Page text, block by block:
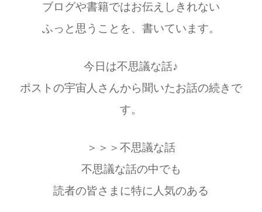
ブログや書籍ではお伝えしきれない
ふっと思うことを、書いています。
今日は不思議な話♪
ポストの宇宙人さんから聞いたお話の続きで
す。
＞＞＞不思議な話
不思議な話の中でも
読者の皆さまに特に人気のある